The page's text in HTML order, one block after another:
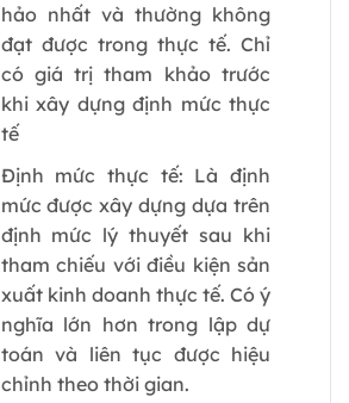
hảo nhất và thường không
đạt được trong thực tế. Chỉ
có giá trị tham khảo trước
khi xây dựng định mức thực
tế
Định mức thực tế: Là định
mức được xây dựng dựa trên
định mức lý thuyết sau khi
tham chiếu với điều kiện sản
xuất kinh doanh thực tế. Có ý
nghĩa lớn hơn trong lập dự
toán và liên tục được hiệu
chỉnh theo thời gian.